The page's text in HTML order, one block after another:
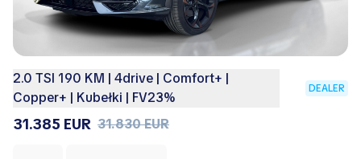
2.0 TSI 190 KM | 4drive | Comfort+ |
Copper+ | Kubełki | FV23%
DEALER
31.385 EUR 31.830 EUR